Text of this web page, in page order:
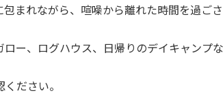
まれながら、喧噪から離れた時間を過ご
ー、ログハウス、日帰りのデイキャンプ
ださい。